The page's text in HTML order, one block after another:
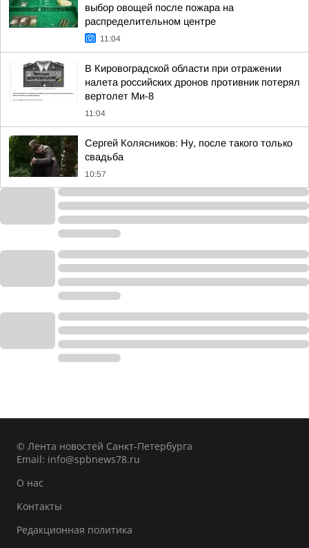
выбор овощей после пожара на
распределительном центре
11:04
В Кировоградской области при отражении
налета российских дронов противник потерял
вертолет Ми-8
11:04
Сергей Колясников: Ну, после такого только
свадьба
10:57
© Лента новостей Санкт-Петербурга
Email: info@spbnews78.ru
О нас
Контакты
Редакционная политика